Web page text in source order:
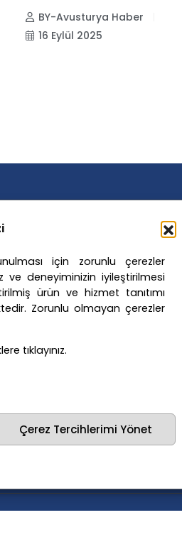
için zorunlu çerezler
ve deneyiminizin iyileştirilmesi
ürün ve hizmet tanıtımı
Zorunlu olmayan çerezler
tıklayınız.
Çerez Tercihlerimi Yönet
BY-Avusturya Haber
16 Eylül 2025
Avusturya Eğitim Sistemi
Avusturya Içişleri Bakanlığı
Donald Trump